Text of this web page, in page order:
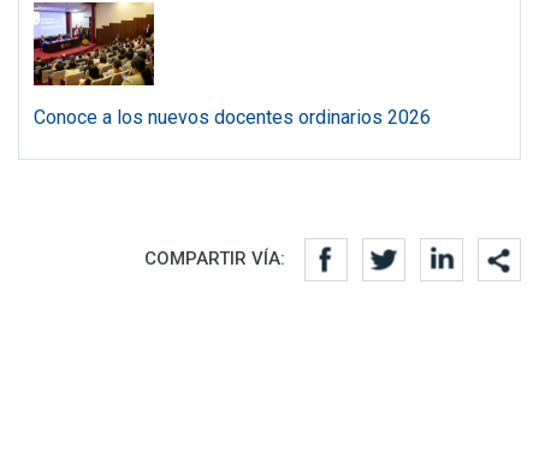
Conoce a los nuevos docentes ordinarios 2026
Redes sociales
COMPARTIR VÍA: